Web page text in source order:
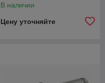
В наличии
Цену уточняйте